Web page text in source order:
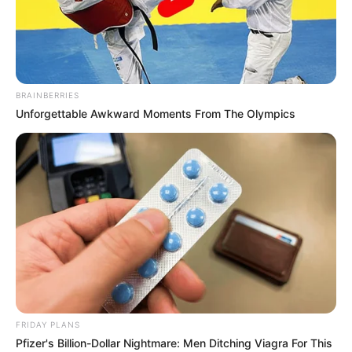
Winterbesucht werden.
Zooparks und Tierparks in Gebesee, Andisleben,
Ringleben, Heschleben, Schwerstedt, Ballhausen
und Werningshausen mit der weiteren Umgebung:
In Erfurt erwartet der größte Zoopark
Thüringens seine Be­sucher mit zahl­
reichen At­traktionen.
Possen
Der höchste Fachwerk­turm Europas und
ein ehe­maliges Jagd­schloss in einem Er­
holungs­park nahe der Stadt
Sondershausen.
Wildkatzendorf Hütscheroda
BRAINBERRIES
Unforgettable Awkward Moments From The Olympics
FRIDAY PLANS
Pfizer's Billion-Dollar Nightmare: Men Ditching Viagra For This